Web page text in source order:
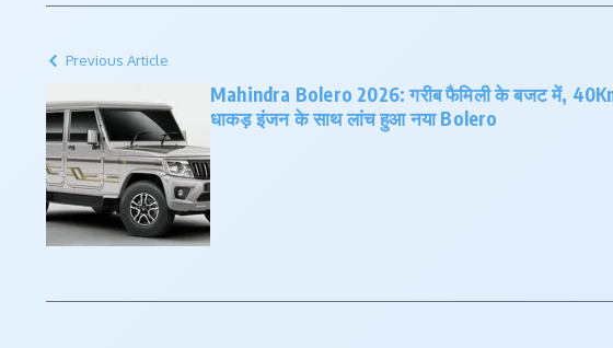
Previous Article
Mahindra Bolero 2026: गरीब फैमिली के बजट में,
धाकड़ इंजन के साथ लांच हुआ नया Bolero